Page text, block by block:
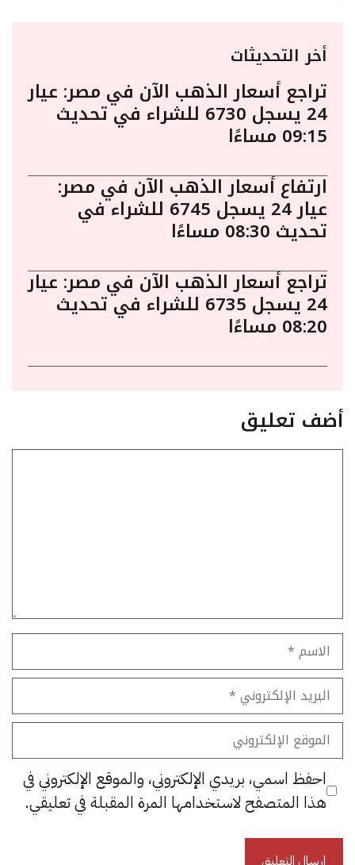
أخر التحديثات
تراجع أسعار الذهب الآن في مصر: عيار
24 يسجل 6730 للشراء في تحديث
09:15 مساءًا
ارتفاع أسعار الذهب الآن في مصر:
عيار 24 يسجل 6745 للشراء في
تحديث 08:30 مساءًا
تراجع أسعار الذهب الآن في مصر: عيار
24 يسجل 6735 للشراء في تحديث
08:20 مساءًا
أضف تعليق
الاسم
البريد
الإلكتروني
الموقع
الإلكتروني
احفظ اسمي، بريدي الإلكتروني، والموقع الإلكتروني في
هذا المتصفح لاستخدامها المرة المقبلة في تعليقي.